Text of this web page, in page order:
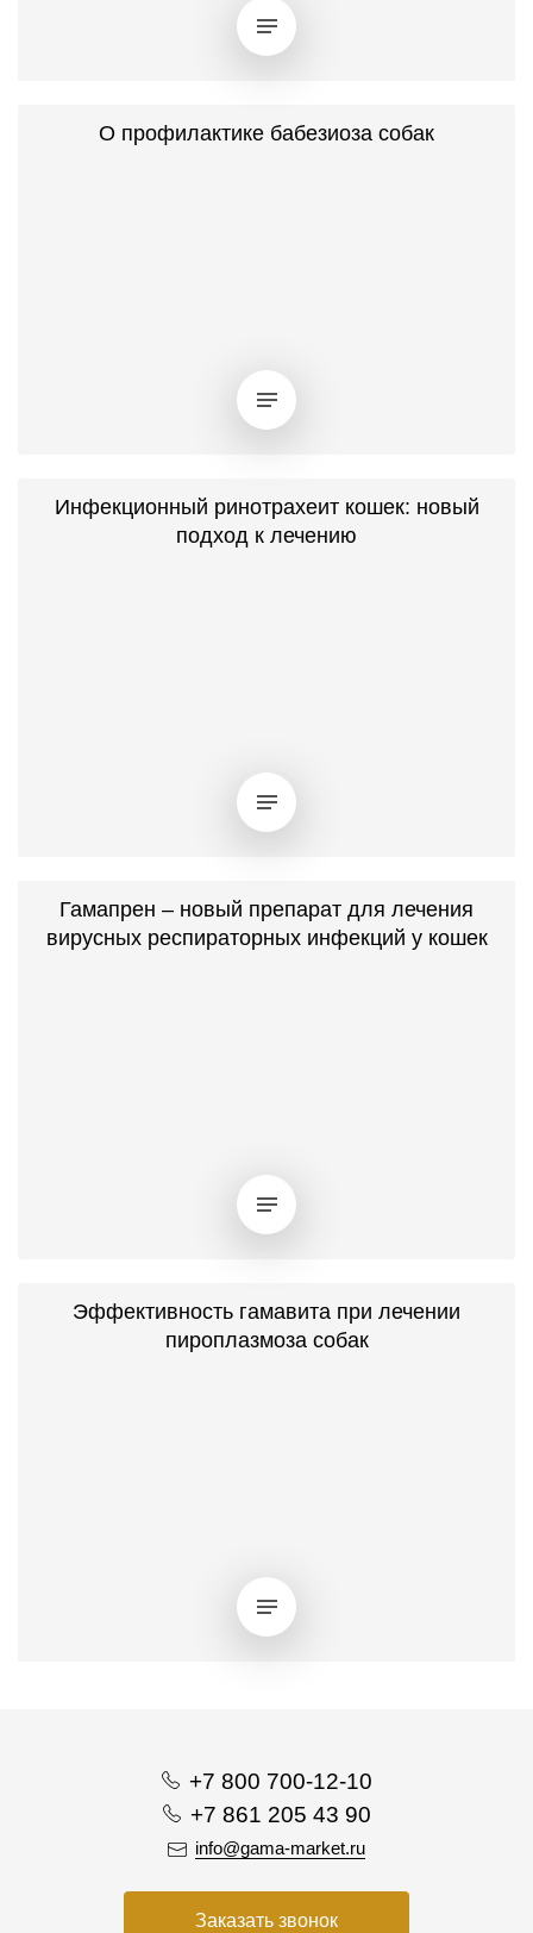
О профилактике бабезиоза собак
Инфекционный ринотрахеит кошек: новый
подход к лечению
Гамапрен – новый препарат для лечения
вирусных респираторных инфекций у кошек
Эффективность гамавита при лечении
пироплазмоза собак
+7 800 700-12-10
+7 861 205 43 90
info@gama-market.ru
Заказать звонок